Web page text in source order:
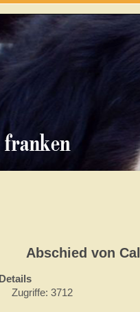
Abschied von
Details
Zugriffe: 3712